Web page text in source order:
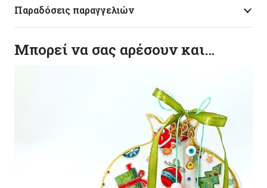
αποκλίσεις ανά προϊόν λόγω της χειροποίητης
κατασκευής του. Made in Greece, by Korres Craft
Παραδόσεις παραγγελιών
Μπορεί να σας αρέσουν και…